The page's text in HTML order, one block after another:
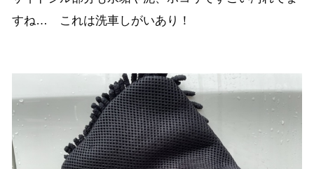
すね… これは洗車しがいあり！